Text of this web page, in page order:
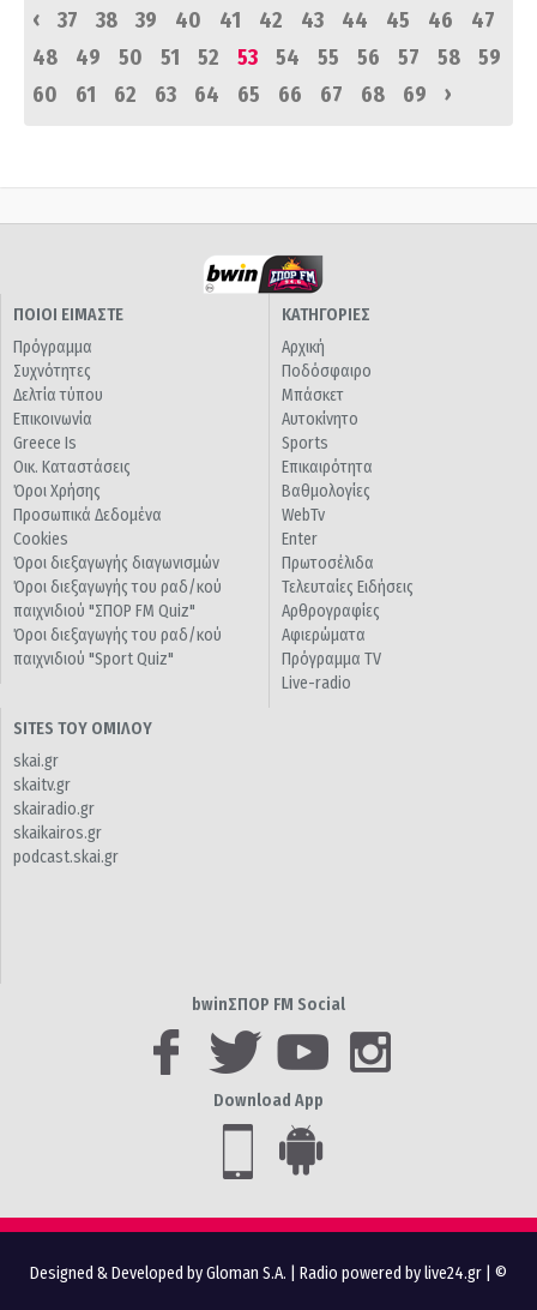
‹
37 38 39 40 41 42 43 44 45 46
47
48
49 50 51 52 53 54 55 56 57 58
59
60
61 62 63 64 65 66 67 68 69 ›
ΠΟΙΟΙ ΕΙΜΑΣΤΕ
Πρόγραμμα
Συχνότητες
Δελτία τύπου
Επικοινωνία
Greece Is
Οικ. Καταστάσεις
Όροι Χρήσης
Προσωπικά Δεδομένα
Cookies
Όροι διεξαγωγής διαγωνισμών
Όροι διεξαγωγής του ραδ/κού
παιχνιδιού "ΣΠΟΡ FM Quiz"
Όροι διεξαγωγής του ραδ/κού
παιχνιδιού "Sport Quiz"
ΚΑΤΗΓΟΡΙΕΣ
Αρχική
Ποδόσφαιρο
Μπάσκετ
Αυτοκίνητο
Sports
Επικαιρότητα
Βαθμολογίες
WebTv
Enter
Πρωτοσέλιδα
Τελευταίες Ειδήσεις
Αρθρογραφίες
Αφιερώματα
Πρόγραμμα TV
Live-radio
SITES ΤΟΥ ΟΜΙΛΟΥ
skai.gr
skaitv.gr
skairadio.gr
skaikairos.gr
podcast.skai.gr
bwinΣΠΟΡ FM Social
Download App
Designed & Developed by Gloman S.A. Radio powered by live24.gr | ©